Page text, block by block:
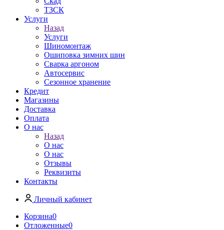
ТЗСК
Услуги
Назад
Услуги
Шиномонтаж
Ошиповка зимних шин
Сварка аргоном
Автосервис
Сезонное хранение
Кредит
Магазины
Доставка
Оплата
О нас
Назад
О нас
О нас
Отзывы
Реквизиты
Контакты
Личный кабинет
Корзина0
Отложенные0